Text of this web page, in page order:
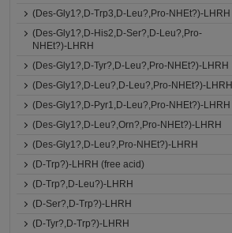
(Des-Gly1?,D-Trp3,D-Leu?,Pro-NHEt?)-LHRH
(Des-Gly1?,D-His2,D-Ser?,D-Leu?,Pro-
NHEt?)-LHRH
(Des-Gly1?,D-Tyr?,D-Leu?,Pro-NHEt?)-LHRH
(Des-Gly1?,D-Leu?,D-Leu?,Pro-NHEt?)-LHRH
(Des-Gly1?,D-Pyr1,D-Leu?,Pro-NHEt?)-LHRH
(Des-Gly1?,D-Leu?,Orn?,Pro-NHEt?)-LHRH
(Des-Gly1?,D-Leu?,Pro-NHEt?)-LHRH
(D-Trp?)-LHRH (free acid)
(D-Trp?,D-Leu?)-LHRH
(D-Ser?,D-Trp?)-LHRH
(D-Tyr?,D-Trp?)-LHRH